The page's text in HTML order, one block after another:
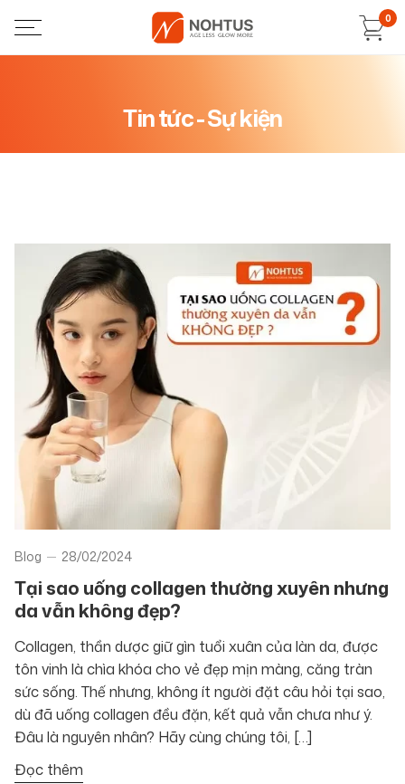
0
Tin tức - Sự kiện
Blog 28/02/2024
Tại sao uống collagen thường xuyên nhưng
da vẫn không đẹp?
Collagen, thần dược giữ gìn tuổi xuân của làn da, được
tôn vinh là chìa khóa cho vẻ đẹp mịn màng, căng tràn
sức sống. Thế nhưng, không ít người đặt câu hỏi tại sao,
dù đã uống collagen đều đặn, kết quả vẫn chưa như ý.
Đâu là nguyên nhân? Hãy cùng chúng tôi, […]
Đọc thêm